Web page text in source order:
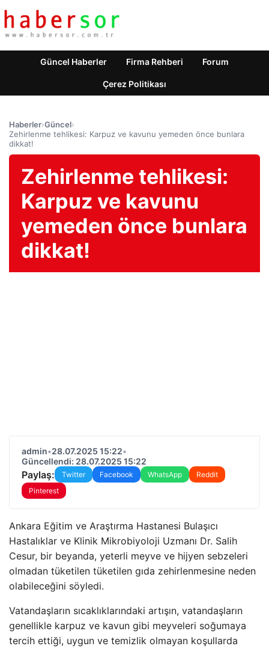
Güncel Haberler Firma Rehberi Forum
Çerez Politikası
Haberler›Güncel›
Zehirlenme tehlikesi: Karpuz ve kavunu yemeden önce bunlara
dikkat!
Zehirlenme tehlikesi:
Karpuz ve kavunu
yemeden önce bunlara
dikkat!
admin•28.07.2025 15:22•
Güncellendi: 28.07.2025 15:22
Paylaş: Twitter Facebook WhatsApp
Reddit
Pinterest
Ankara Eğitim ve Araştırma Hastanesi Bulaşıcı
Hastalıklar ve Klinik Mikrobiyoloji Uzmanı Dr. Salih
Cesur, bir beyanda, yeterli meyve ve hijyen sebzeleri
olmadan tüketilen tüketilen gıda zehirlenmesine neden
olabileceğini söyledi.
Vatandaşların sıcaklıklarındaki artışın, vatandaşların
genellikle karpuz ve kavun gibi meyveleri soğumaya
tercih ettiği, uygun ve temizlik olmayan koşullarda